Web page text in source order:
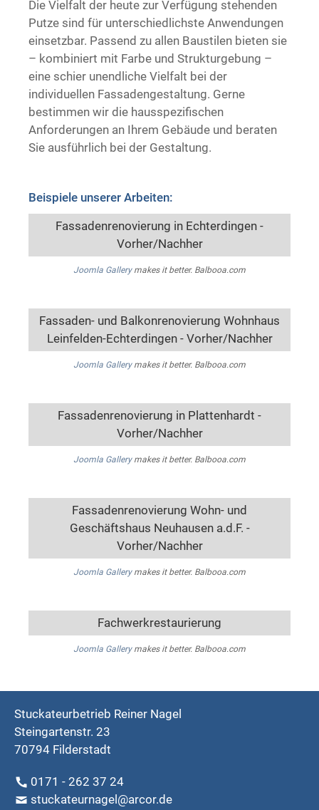
Die Vielfalt der heute zur Verfügung stehenden
Putze sind für unterschiedlichste Anwendungen
einsetzbar. Passend zu allen Baustilen bieten sie
– kombiniert mit Farbe und Strukturgebung –
eine schier unendliche Vielfalt bei der
individuellen Fassadengestaltung. Gerne
bestimmen wir die hausspezifischen
Anforderungen an Ihrem Gebäude und beraten
Sie ausführlich bei der Gestaltung.
Beispiele unserer Arbeiten:
Fassadenrenovierung in Echterdingen -
Vorher/Nachher
Joomla Gallerymakes it better. Balbooa.com
Fassaden- und Balkonrenovierung Wohnhaus
Leinfelden-Echterdingen - Vorher/Nachher
Joomla Gallerymakes it better. Balbooa.com
Fassadenrenovierung in Plattenhardt -
Vorher/Nachher
Joomla Gallerymakes it better. Balbooa.com
Fassadenrenovierung Wohn- und
Geschäftshaus Neuhausen a.d.F. -
Vorher/Nachher
Joomla Gallerymakes it better. Balbooa.com
Fachwerkrestaurierung
Joomla Gallerymakes it better. Balbooa.com
Stuckateurbetrieb Reiner Nagel
Steingartenstr. 23
70794 Filderstadt
0171 - 262 37 24
stuckateurnagel@arcor.de